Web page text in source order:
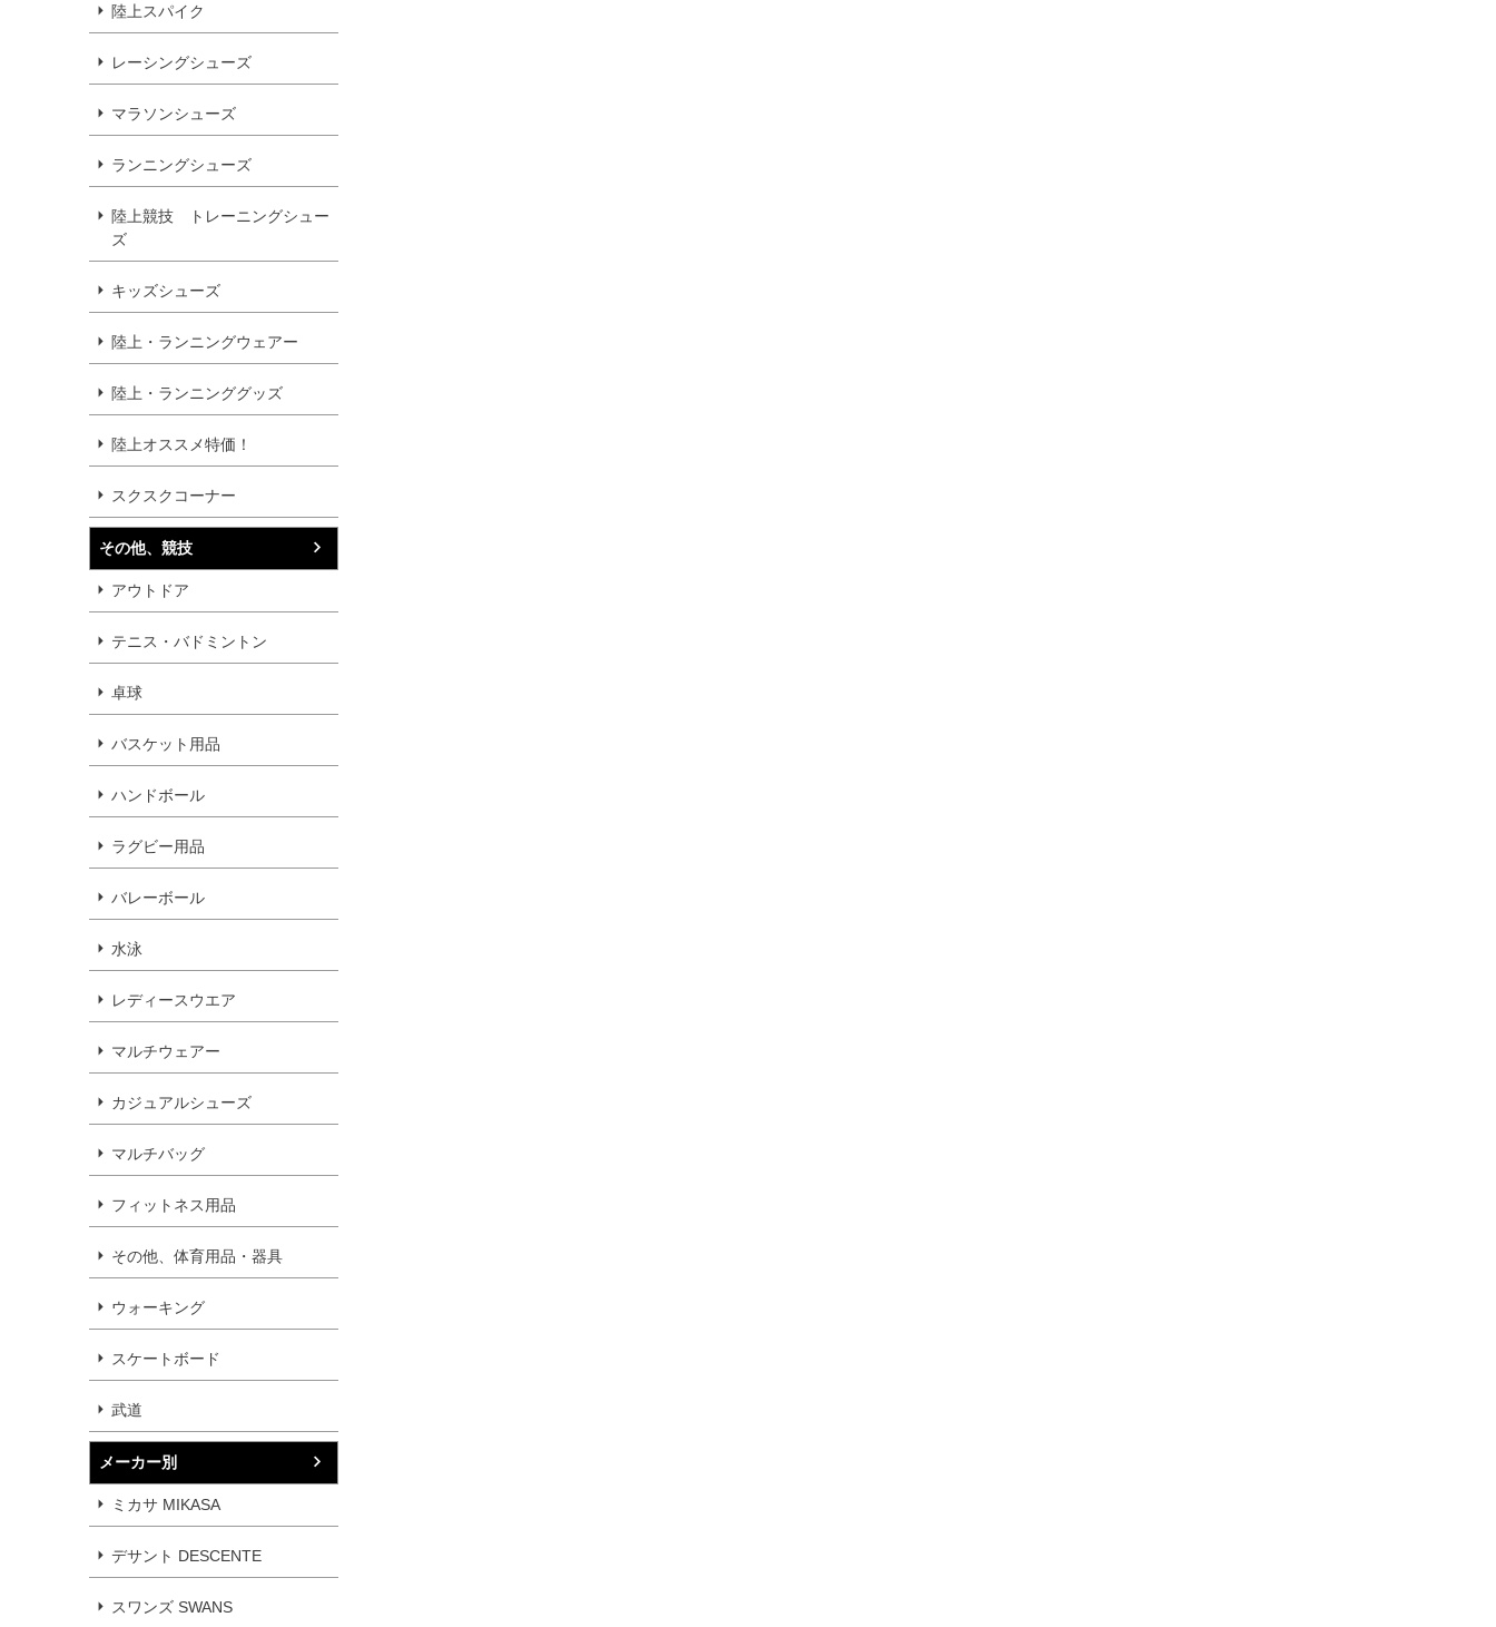
陸上スパイク
レーシングシューズ
マラソンシューズ
ランニングシューズ
陸上競技 トレーニングシュー
ズ
キッズシューズ
陸上・ランニングウェアー
陸上・ランニンググッズ
陸上オススメ特価！
スクスクコーナー
その他、競技
アウトドア
テニス・バドミントン
卓球
バスケット用品
ハンドボール
ラグビー用品
バレーボール
水泳
レディースウエア
マルチウェアー
カジュアルシューズ
マルチバッグ
フィットネス用品
その他、体育用品・器具
ウォーキング
スケートボード
武道
メーカー別
ミカサ MIKASA
デサント DESCENTE
スワンズ SWANS